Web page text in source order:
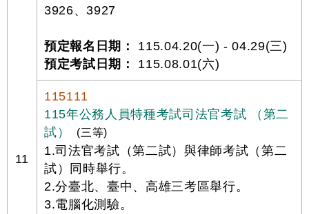
11
3926、3927
預定報名日期：
115.04.20(一) - 04.29(三)
預定考試日期：
115.08.01(六)
115111
115年公務人員特種考試司法官考試 （第二
試）
(三等)
1.司法官考試（第二試）與律師考試（第二
試）同時舉行。
2.分臺北、臺中、高雄三考區舉行。
3.電腦化測驗。